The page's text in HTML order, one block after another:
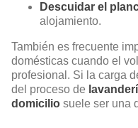
Descuidar el
alojamiento.
También es frecuente
domésticas cuando el
profesional. Si la carga
del proceso de
domicilio suele ser una